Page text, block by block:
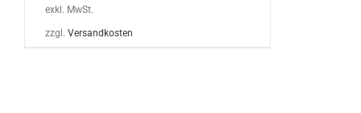
exkl. MwSt.
zzgl. Versandkosten